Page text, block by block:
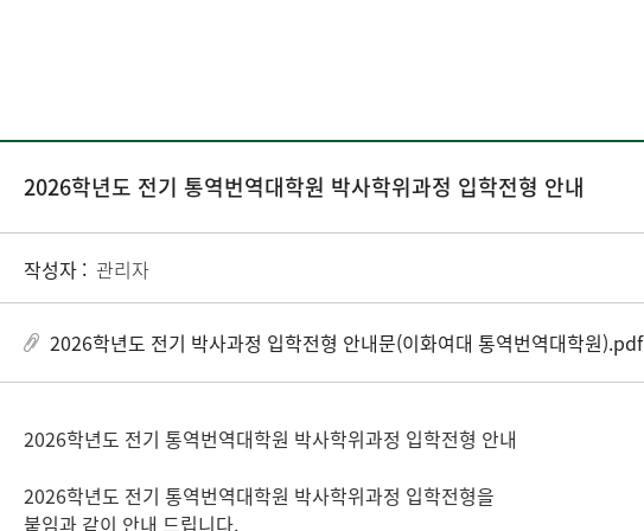
2026학년도 전기 통역번역대학원 박사학위과정 입학전형 안내
작성자 : 관리자
2026학년도 전기 박사과정 입학전형 안내문(이화여대 통역번역대학원).pdf
2026학년도 전기 통역번역대학원 박사학위과정 입학전형 안내
2026학년도 전기 통역번역대학원 박사학위과정 입학전형을
붙임과 같이 안내 드립니다.